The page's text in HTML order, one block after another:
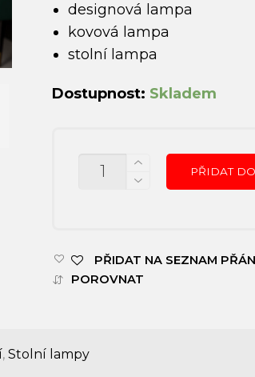
designová lampa
kovová lampa
stolní lampa
Dostupnost: Skladem
MNOŽSTVÍ PŘIDAT
PŘIDAT NA SEZNAM
POROVNAT
, Stolní lampy